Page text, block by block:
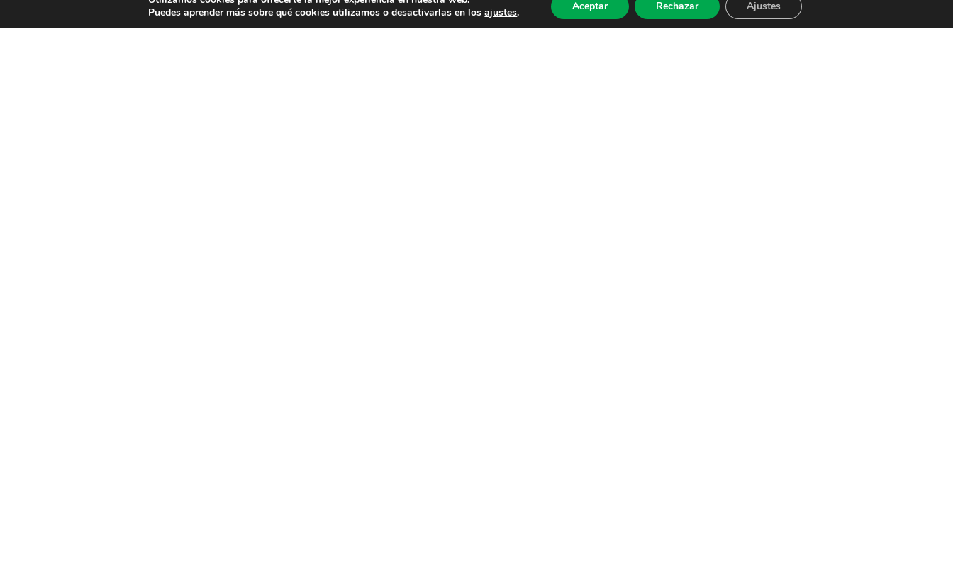
Puedes aprender más sobre qué cookies utilizamos o desactivarlas en losajustes. Aceptar Rechazar Ajustes